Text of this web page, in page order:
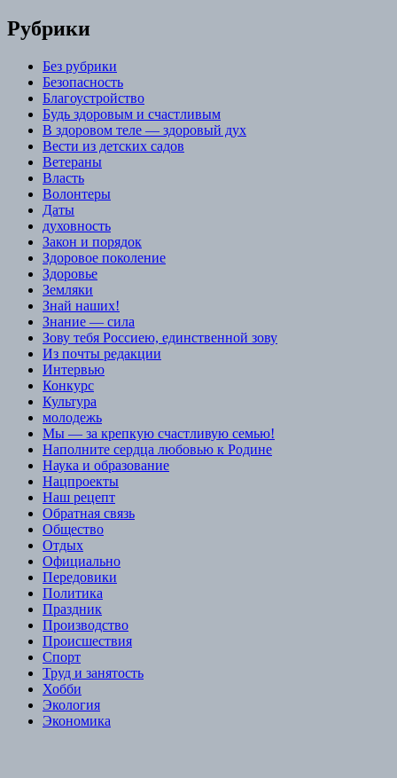
Рубрики
Без рубрики
Безопасность
Благоустройство
Будь здоровым и счастливым
В здоровом теле — здоровый дух
Вести из детских садов
Ветераны
Власть
Волонтеры
Даты
духовность
Закон и порядок
Здоровое поколение
Здоровье
Земляки
Знай наших!
Знание — сила
Зову тебя Россиею, единственной зову
Из почты редакции
Интервью
Конкурс
Культура
молодежь
Мы — за крепкую счастливую семью!
Наполните сердца любовью к Родине
Наука и образование
Нацпроекты
Наш рецепт
Обратная связь
Общество
Отдых
Официально
Передовики
Политика
Праздник
Производство
Происшествия
Спорт
Труд и занятость
Хобби
Экология
Экономика